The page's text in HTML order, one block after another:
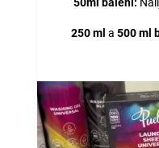
250 ml a 500 ml